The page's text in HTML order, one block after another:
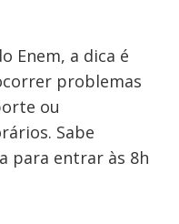
Enem, a dica é
problemas
ou
Sabe
para entrar às 8h